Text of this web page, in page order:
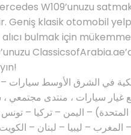
W109’unuzu
Geniş klasik otomobil
alıcı bulmak için
– الصفحة الرئيسية لعشاق السيارات الكلاسيكية في الشرق الأوسط سيارات
غيار سيارات ، منتدى مجتمعي
المتحدة) – اليمن – تركيا –
– ليبيا – لبنان –